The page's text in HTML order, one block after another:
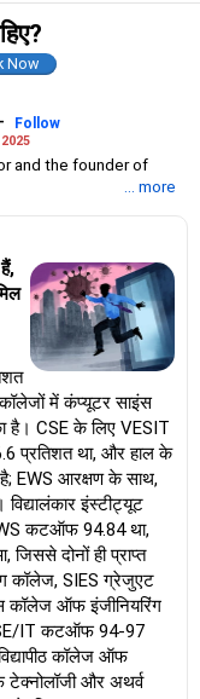
-
Follow
and the founder of
students from
for entrance
universities /colleges
experienced
how to prepare for job
when joining a new
Resume Writing
resources from Bhartiya
in labour law from
in school counselling
in child psychology
in career counselling
... more
में कंप्यूटर साइंस
है। CSE के लिए VESIT
प्रतिशत था, और हाल के
है; EWS आरक्षण के साथ,
इंस्टीट्यूट
कटऑफ 94.84 था,
दोनों ही प्राप्त
कॉलेज, SIES ग्रेजुएट
कॉलेज ऑफ इंजीनियरिंग
IT कटऑफ 94-97
कॉलेज ऑफ
टेक्नोलॉजी और अथर्व